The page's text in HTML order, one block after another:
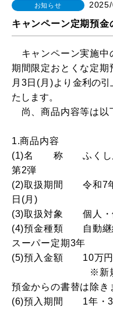
お知らせ
キャンペーン定期預
キャンペーン実施中
期間限定おとくな定
月3日(月)より金利の引
たします。
尚、商品内容等は以
1.商品内容
(1)名 称 ふくしん
第2弾
(2)取扱期間 令和7
日 (月)
(3)取扱対象
個人・
(4)預金種類 自動
スーパー定期3年
(5)預入金額 10万
※新規預入を
預金からの書替は除き
(6)預入期間 1年・